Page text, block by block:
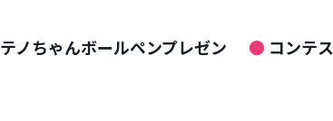
テノちゃんボールペンプレゼン
● コンテ